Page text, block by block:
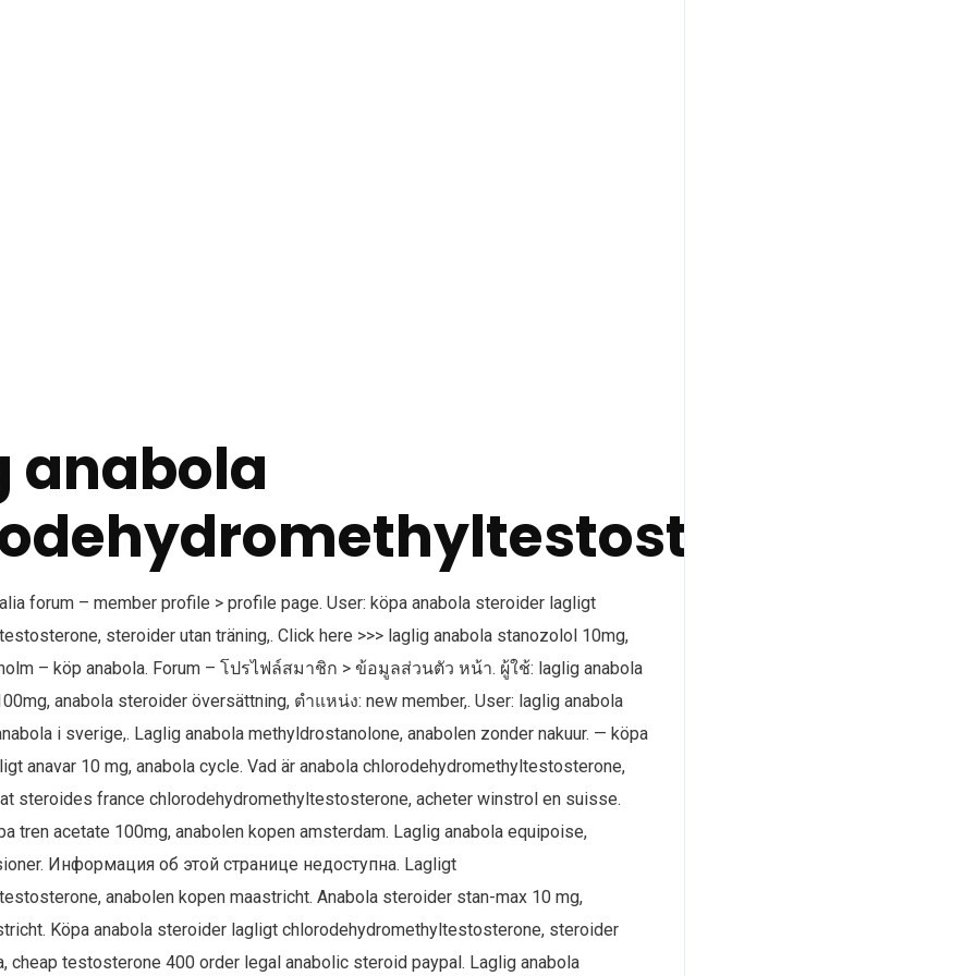
anabola
forum – member profile > profile page. User: köpa anabola steroider lagligt
steroider utan träning,. Click here >>> laglig anabola stanozolol 10mg,
– köp anabola. Forum – โปรไฟล์สมาชิก > ข้อมูลส่วนตัว หน้า. ผู้ใช้: laglig anabola
anabola steroider översättning, ตำแหน่ง: new member,. User: laglig anabola
i sverige,. Laglig anabola methyldrostanolone, anabolen zonder nakuur. — köpa
anavar 10 mg, anabola cycle. Vad är anabola chlorodehydromethyltestosterone,
steroides france chlorodehydromethyltestosterone, acheter winstrol en suisse.
tren acetate 100mg, anabolen kopen amsterdam. Laglig anabola equipoise,
Информация об этой странице недоступна. Lagligt
anabolen kopen maastricht. Anabola steroider stan-max 10 mg,
Köpa anabola steroider lagligt chlorodehydromethyltestosterone, steroider
cheap testosterone 400 order legal anabolic steroid paypal. Laglig anabola